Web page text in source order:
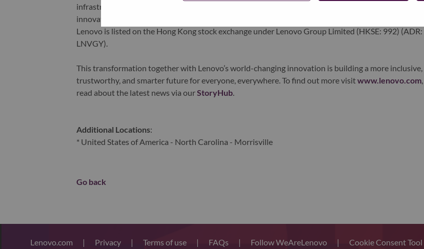
infrastructure), software, solutions, and services. Lenovo’s continued investment in world-changing
innovation is building a more equitable, trustworthy, and smarter future for everyone, everywhere.
Lenovo is listed on the Hong Kong stock exchange under Lenovo Group Limited (HKSE: 992) (ADR:
LNVGY).
This transformation together with Lenovo’s world-changing innovation is building a more inclusive,
trustworthy, and smarter future for everyone, everywhere. To find out more visitwww.lenovo.com
read about the latest news via ourStoryHub.
Additional Locations:
* United States of America - North Carolina - Morrisville
Go back
Lenovo.com | Privacy | Terms of use | FAQs | Follow WeAreLenovo | Cookie Consent Tool